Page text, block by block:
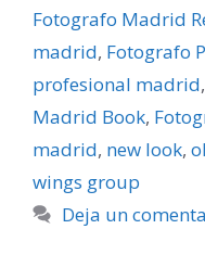
Fotografo Madrid
madrid, Fotografo
profesional madrid,
Madrid Book,
madrid, new look,
wings group
Deja un